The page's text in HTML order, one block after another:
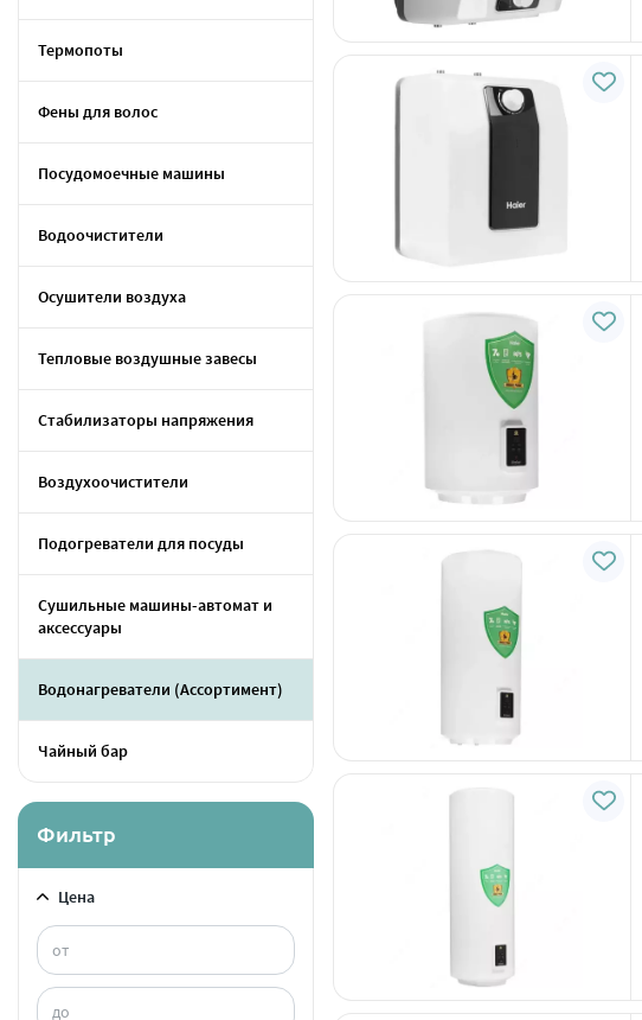
Термопоты
Фены для волос
Посудомоечные машины
Водоочистители
Осушители воздуха
Тепловые воздушные завесы
Стабилизаторы напряжения
Воздухоочистители
Подогреватели для посуды
Сушильные машины-автомат и
аксессуары
Водонагреватели (Ассортимент)
Чайный бар
Фильтр
Цена